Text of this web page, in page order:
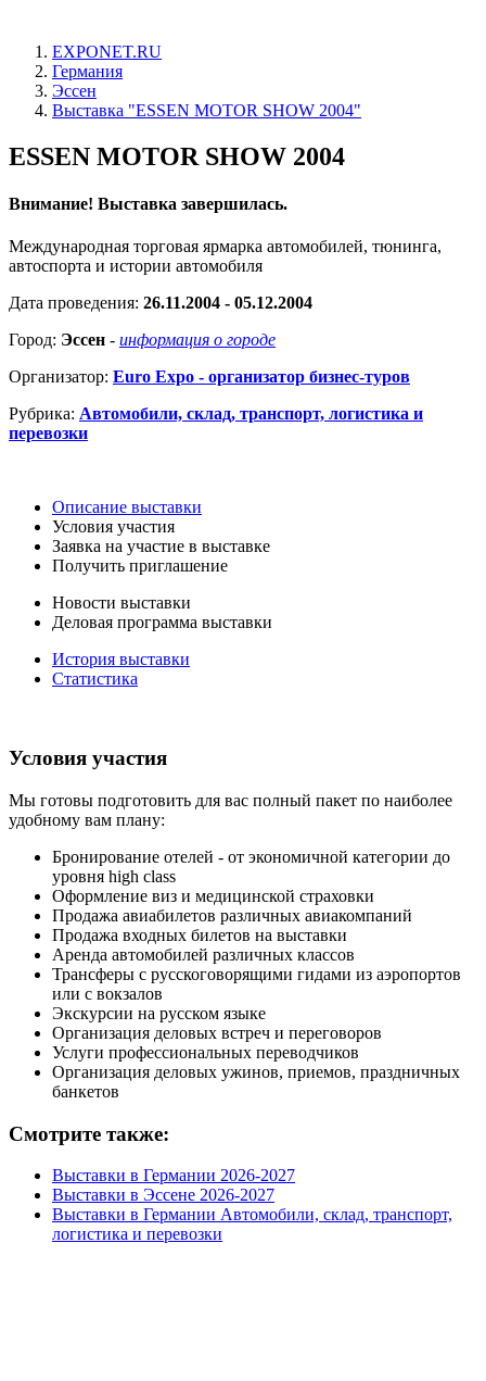
EXPONET.RU
Германия
Эссен
Выставка "ESSEN MOTOR SHOW 2004"
ESSEN MOTOR SHOW 2004
Внимание! Выставка завершилась.
Международная торговая ярмарка автомобилей, тюнинга,
автоспорта и истории автомобиля
Дата проведения: 26.11.2004 - 05.12.2004
Город: Эссен - информация о городе
Организатор: Euro Expo - организатор бизнес-туров
Рубрика: Автомобили, склад, транспорт, логистика и
перевозки
Описание выставки
Условия участия
Заявка на участие в выставке
Получить приглашение
Новости выставки
Деловая программа выставки
История выставки
Статистика
Условия участия
Мы готовы подготовить для вас полный пакет по наиболее
удобному вам плану:
Бронирование отелей - от экономичной категории до
уровня high class
Оформление виз и медицинской страховки
Продажа авиабилетов различных авиакомпаний
Продажа входных билетов на выставки
Аренда автомобилей различных классов
Трансферы с русскоговорящими гидами из аэропортов
или с вокзалов
Экскурсии на русском языке
Организация деловых встреч и переговоров
Услуги профессиональных переводчиков
Организация деловых ужинов, приемов, праздничных
банкетов
Смотрите также:
Выставки в Германии 2026-2027
Выставки в Эссене 2026-2027
Выставки в Германии Автомобили, склад, транспорт,
логистика и перевозки